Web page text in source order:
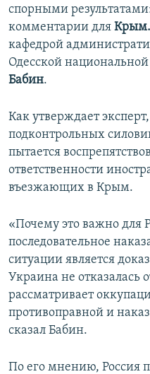
спорными
комментарии для
кафедрой
Одесской
Бабин.
Как утверждает
подконтрольных
пытается
ответственности
въезжающих в Крым.
«Почему это важно для
последовательное
ситуации является
Украина не отказалась
рассматривает
противоправной и
сказал Бабин.
По его мнению, Россия